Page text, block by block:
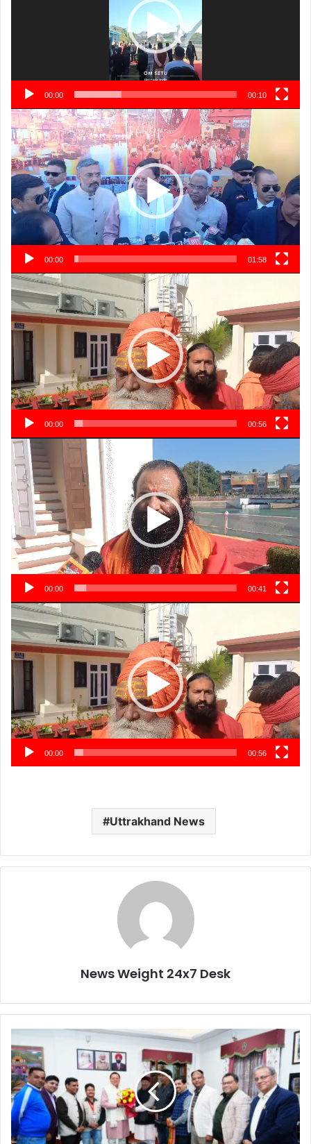
00:00 00:10
Video
Player
00:00 01:58
Video
Player
00:00 00:56
Video
Player
00:00 00:41
Video
Player
00:00 00:56
Uttrakhand News
News Weight 24x7 Desk
R
S
I
डे
ली
गे
श